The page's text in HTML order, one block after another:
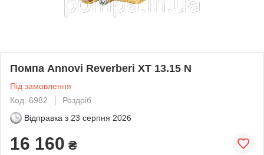
Помпа Annovi Reverberi XT 13.15 N
Під замовлення
Код: 6982
Роздріб
Відправка з 23 серпня 2026
16 160 ₴